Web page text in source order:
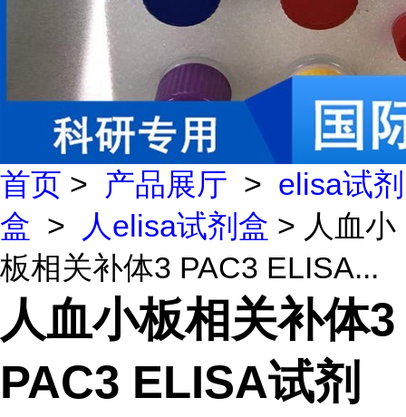
首页 > 产品展厅 > elisa试剂
盒 > 人elisa试剂盒 > 人血小
板相关补体3 PAC3 ELISA...
人血小板相关补体3
PAC3 ELISA试剂